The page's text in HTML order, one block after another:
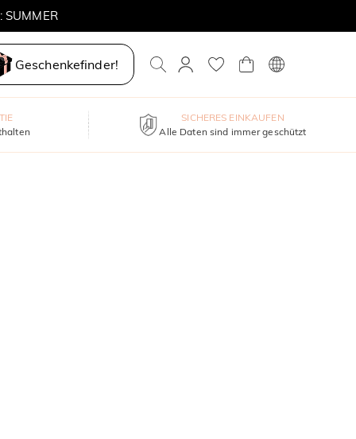
SUMMER
Geschenkefinder!
SICHERES EINKAUFEN
Alle Daten sind immer geschützt